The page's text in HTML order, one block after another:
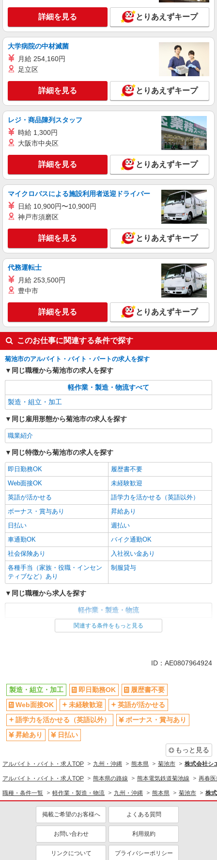
キープ 詳細を見る
派遣社員
株式会社綜合キャリアオプション（1314VJ0805G69★82-S-T2）
半導体パーツのキカイセット・チェック・梱
時給1,300円〜1,625円 ※経験・能力による
※時間外・深夜手当を含む 交通費：既定支給
熊本県菊池市泗水町
キープ 詳細を見る
派遣社員
パーソルファクトリーパートナーズ株式会社
成形オペレーター（3交替）
基本時給1250円・深夜時給1562円 ※交通費全
額支給（規定あり） 【月収例】21.5万円（20日勤
務＋深夜40h ※残業なしの場合）
熊本県菊池市泗水町
キープ 詳細を見る
詳細を見る とりあえずキープ
大学病院の中材滅菌
月給 254,160円
足立区
詳細を見る とりあえずキープ
レジ・商品陳列スタッフ
時給 1,300円
大阪市中央区
詳細を見る とりあえずキープ
マイクロバスによる施設利用者送迎ドライバー
日給 10,900円〜10,900円
神戸市須磨区
詳細を見る とりあえずキープ
代務運転士
月給 253,500円
豊中市
詳細を見る とりあえずキープ
このお仕事に関連する条件で探す
菊池市のアルバイト・バイト・パートの求人を探す
同じ職種から菊池市の求人を探す
軽作業・製造・物流すべて
製造・組立・加工
同じ雇用形態から菊池市の求人を探す
職業紹介
同じ特徴から菊池市の求人を探す
即日勤務OK
履歴書不要
Web面接OK
未経験歓迎
英語が活かせる
語学力を活かせる（英語以外）
ボーナス・賞与あり
昇給あり
日払い
週払い
車通勤OK
バイク通勤OK
社会保険あり
入社祝い金あり
各種手当（家族・役職・インセン
ティブなど）あり
制服貸与
同じ職種から求人を探す
軽作業・製造・物流
車通勤OK
社会保険あり
関連する条件をもっと見る
ID：AE0807964924
製造・組立・加工 即日勤務OK
履歴書不要
Web面接OK
未経験歓迎
英語が活かせる
語学力を活かせる（英語以外）
ボーナス・賞与あり
昇給あり
日払い
もっと見る
アルバイト・バイト・求人TOP 九州・沖縄 熊本県 菊池市 株式会社シ
アルバイト・バイト・求人TOP 熊本県の路線 熊本電気鉄道菊池線 再春
職種・条件一覧 軽作業・製造・物流 九州・沖縄 熊本県 菊池市 株
掲載ご希望のお客様へ よくある質問
お問い合わせ 利用規約
リンクについて プライバシーポリシー